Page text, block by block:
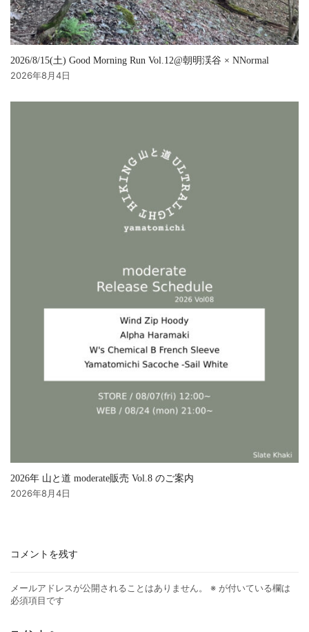
2026/8/15(土) Good Morning Run Vol.12@朝明渓谷 × NNormal
2026年8月4日
2026年 山と道 moderate販売 Vol.8 のご案内
2026年8月4日
コメントを残す
メールアドレスが公開されることはありません。 ※ が付いている欄は
必須項目です